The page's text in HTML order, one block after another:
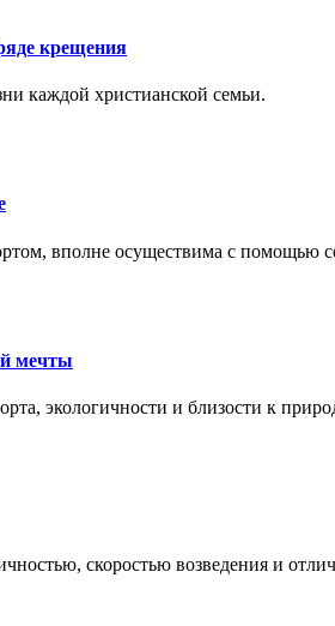
крещения
каждой христианской семьи.
вполне осуществима с помощью
мечты
экологичности и близости к
скоростью возведения и